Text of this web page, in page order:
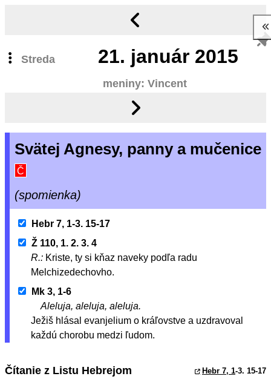
Streda 21. január 2015
meniny: Vincent
Svätej Agnesy, panny a mučenice
Č
(spomienka)
Hebr 7, 1-3. 15-17
Ž 110, 1. 2. 3. 4
R.: Kriste, ty si kňaz naveky podľa radu
Melchizedechovho.
Mk 3, 1-6
Aleluja, aleluja, aleluja.
Ježiš hlásal evanjelium o kráľovstve a uzdravoval
každú chorobu medzi ľudom.
Čítanie z Listu Hebrejom Hebr 7, 1-3. 15-17